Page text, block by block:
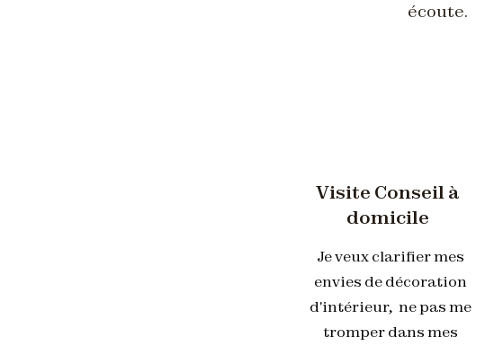
écoute.
Visite Conseil à
domicile
Je veux clarifier mes
envies de décoration
d'intérieur, ne pas me
tromper dans mes